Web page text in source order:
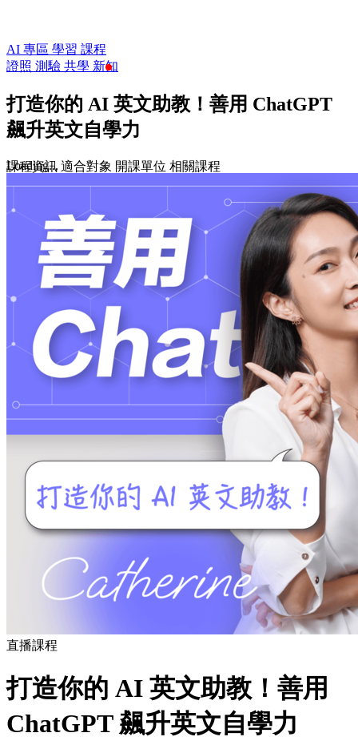
AI 專區 學習 課程
證照 測驗 共學 新知
打造你的 AI 英文助教！善用 ChatGPT
飆升英文自學力
課程資訊 適合對象 開課單位 相關課程
前往課程
Loading...
直播課程
打造你的 AI 英文助教！善用
ChatGPT 飆升英文自學力